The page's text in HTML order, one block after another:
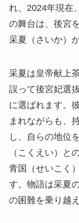
れ、2024年現在
の舞台は、後宮
采夏（さいか）
采夏は皇帝献上
誤って後宮妃選
に選ばれます。
まれながらも、
し、自らの地位
（こくえい）と
青国（せいこく
す。物語は采夏
の困難を乗り越